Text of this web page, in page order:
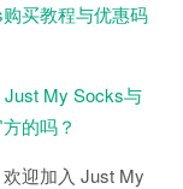
买教程与优惠码
Just My Socks与
的吗？
迎加入 Just My